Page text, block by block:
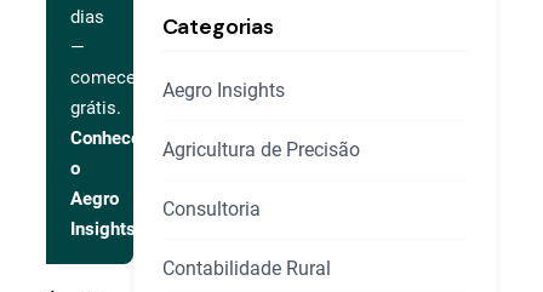
dias
—
comece
grátis.
Conhecer
o
Aegro
Insights
Categorias
Aegro Insights
Agricultura de Precisão
Consultoria
Contabilidade Rural